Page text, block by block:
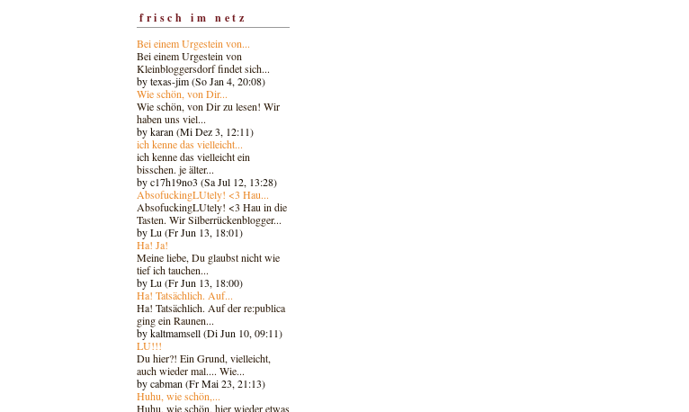
frisch im netz
Bei einem Urgestein von...
Bei einem Urgestein von
Kleinbloggersdorf findet sich...
by texas-jim (So Jan 4, 20:08)
Wie schön, von Dir...
Wie schön, von Dir zu lesen! Wir
haben uns viel...
by karan (Mi Dez 3, 12:11)
ich kenne das vielleicht...
ich kenne das vielleicht ein
bisschen. je älter...
by c17h19no3 (Sa Jul 12, 13:28)
AbsofuckingLUtely! <3 Hau...
AbsofuckingLUtely! <3 Hau in die
Tasten. Wir Silberrückenblogger...
by Lu (Fr Jun 13, 18:01)
Ha! Ja!
Meine liebe, Du glaubst nicht wie
tief ich tauchen...
by Lu (Fr Jun 13, 18:00)
Ha! Tatsächlich. Auf...
Ha! Tatsächlich. Auf der re:publica
ging ein Raunen...
by kaltmamsell (Di Jun 10, 09:11)
LU!!!
Du hier?! Ein Grund, vielleicht,
auch wieder mal.... Wie...
by cabman (Fr Mai 23, 21:13)
Huhu, wie schön,...
Huhu, wie schön, hier wieder etwas